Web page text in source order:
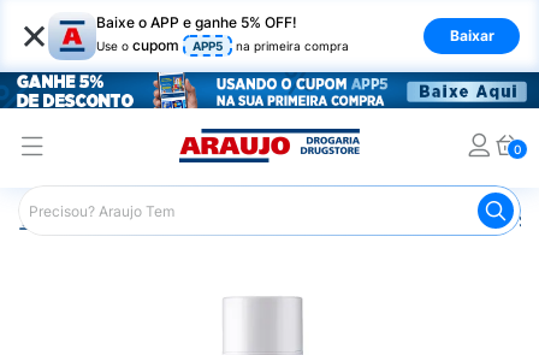
× Baixe o APP e ganhe 5% OFF!
Use o cupom APP5 na primeira compra
Baixar
0
Araujo Higiene Pessoal Desodorante